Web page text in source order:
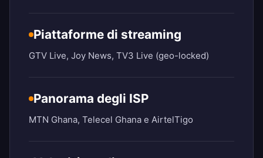
Piattaforme di streaming
GTV Live, Joy News, TV3 Live (geo-locked)
Panorama degli ISP
MTN Ghana, Telecel Ghana e AirtelTigo